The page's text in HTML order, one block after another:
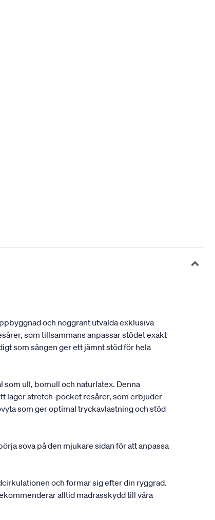
och noggrant utvalda exklusiva
som tillsammans anpassar stödet exakt
som sängen ger ett jämnt stöd för hela
ull, bomull och naturlatex. Denna
lager stretch-pocket resårer, som erbjuder
som ger optimal tryckavlastning och stöd
sova på den mjukare sidan för att anpassa
och formar sig efter din ryggrad.
alltid madrasskydd till våra